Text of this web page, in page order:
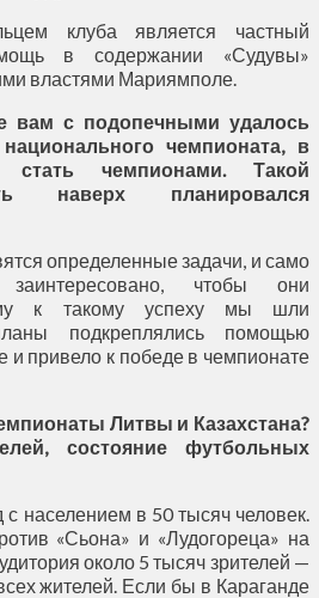
клуба является частный
в содержании «Судувы»
властями Мариямполе.
вам с подопечными удалось
чемпионата, в
чемпионами. Такой
наверх планировался
определенные задачи, и само
заинтересовано, чтобы они
к такому успеху мы шли
подкреплялись помощью
и привело к победе в чемпионате
Литвы и Казахстана?
состояние футбольных
населением в 50 тысяч человек.
«Сьона» и «Лудогореца» на
около 5 тысяч зрителей —
жителей. Если бы в Караганде